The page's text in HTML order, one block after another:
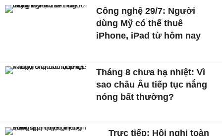
Công nghệ 29/7: Người
dùng Mỹ có thể thuê
iPhone, iPad từ hôm nay
Tháng 8 chưa hạ nhiệt: Vì
sao châu Âu tiếp tục nắng
nóng bất thường?
Trực tiếp: Hội nghị toàn